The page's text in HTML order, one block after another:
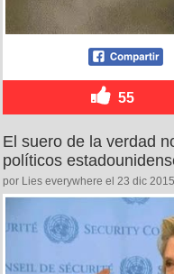
55
El suero de la verdad
políticos
por Lies everywhere el 23 dic